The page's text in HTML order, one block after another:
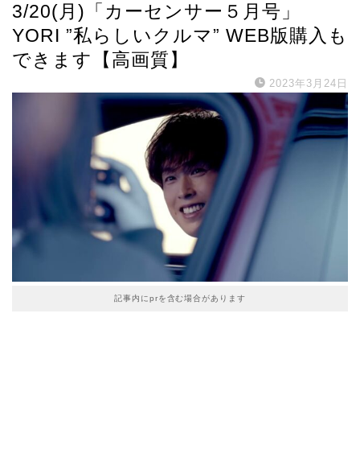
3/20(月)「カーセンサー５月号」
YORI ”私らしいクルマ” WEB版購入も
できます【高画質】
2023年3月24日
記事内にprを含む場合があります